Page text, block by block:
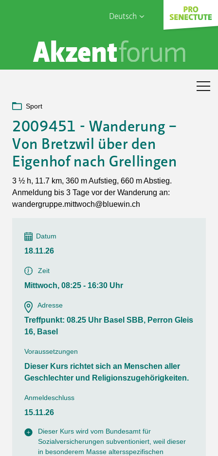
Deutsch
English
Français
Sophia Care
Sport
2009451 - Wanderung –
Von Bretzwil über den
Eigenhof nach Grellingen
3 ½ h, 11.7 km, 360 m Aufstieg, 660 m Abstieg.
Anmeldung bis 3 Tage vor der Wanderung an:
wandergruppe.mittwoch@bluewin.ch
Datum
18.11.26
Zeit
Mittwoch, 08:25 - 16:30 Uhr
Adresse
Treffpunkt: 08.25 Uhr Basel SBB, Perron Gleis
16, Basel
Voraussetzungen
Dieser Kurs richtet sich an Menschen aller
Geschlechter und Religionszugehörigkeiten.
Anmeldeschluss
15.11.26
Dieser Kurs wird vom Bundesamt für
Sozialversicherungen subventioniert, weil dieser
in besonderem Masse altersspezifischen